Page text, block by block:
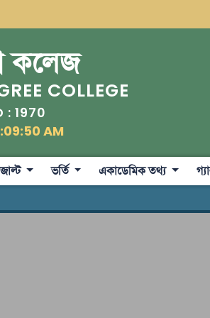
কলেজ
COLLEGE
: 1970
AM
ভর্তি একাডেমিক তথ্য